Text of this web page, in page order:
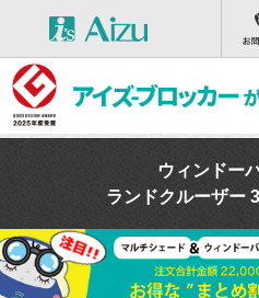
ウィンドー
ランドクルーザー